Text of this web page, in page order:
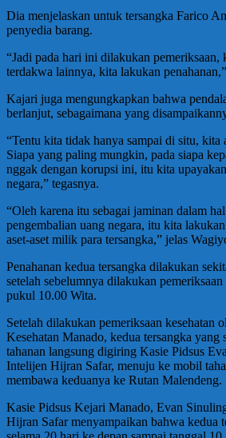
Dia menjelaskan untuk tersangka Farico
penyedia barang.
“Jadi pada hari ini dilakukan pemeriksaan,
terdakwa lainnya, kita lakukan
Kajari juga mengungkapkan bahwa
berlanjut, sebagaimana yang
“Tentu kita tidak hanya sampai di situ, kita
Siapa yang paling mungkin, pada siapa
nggak dengan korupsi ini, itu kita
negara,” tegasnya.
“Oleh karena itu sebagai jaminan dalam
pengembalian uang negara, itu kita
aset-aset milik para tersangka,” jelas
Penahanan kedua tersangka dilakukan
setelah sebelumnya dilakukan
pukul 10.00 Wita.
Setelah dilakukan pemeriksaan kesehatan
Kesehatan Manado, kedua tersangka yang
tahanan langsung digiring Kasie Pidsus
Intelijen Hijran Safar, menuju ke mobil
membawa keduanya ke Rutan Malendeng.
Kasie Pidsus Kejari Manado, Evan
Hijran Safar menyampaikan bahwa kedua